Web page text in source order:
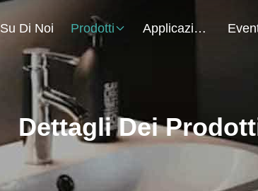
Su Di Noi Prodotti Applicazione
Dettagli Dei